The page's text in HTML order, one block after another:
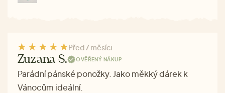
Před 7 měsíci
Zuzana S. OVĚŘENÝ NÁKUP
Parádní pánské ponožky. Jako měkký dárek k
Vánocům ideální.